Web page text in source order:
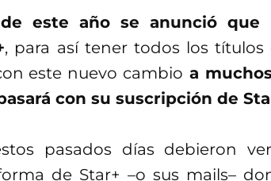
este año se anunció que
, para así tener todos los títulos
este nuevo cambio a
con su suscripción de
pasados días debieron
de Star+ –o sus mails–